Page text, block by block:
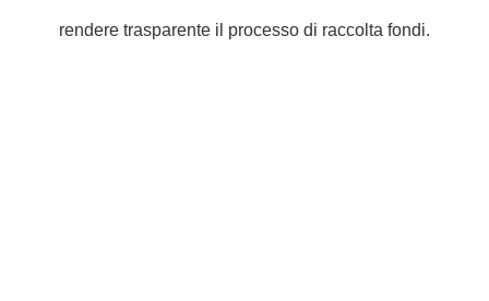
rendere trasparente il processo di raccolta fondi.